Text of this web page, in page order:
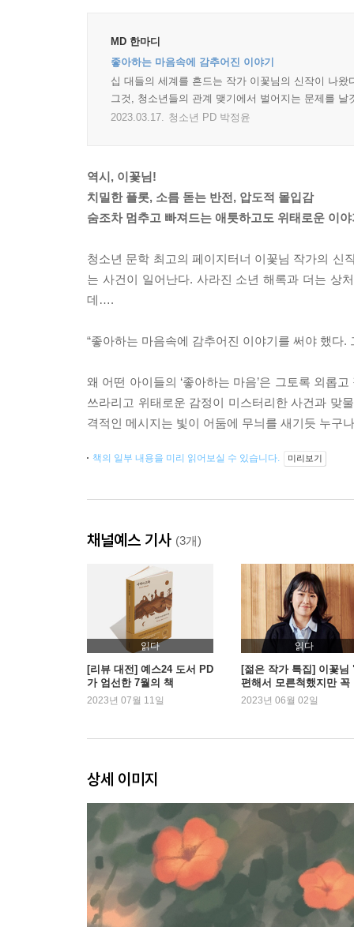
MD 한마디
좋아하는 마음속에 감추어진 이야기
십 대들의 세계를 흔드는 작가 이꽃님의 신작이 나
그것, 청소년들의 관계 맺기에서 벌어지는 문제를
2023.03.17. 청소년 PD 박정윤
역시, 이꽃님!
치밀한 플롯, 소름 돋는 반전, 압도적 몰입감
숨조차 멈추고 빠져드는 애틋하고도 위태로운 이야
청소년 문학 최고의 페이지터너 이꽃님 작가의 신
는 사건이 일어난다. 사라진 소년 해록과 더는 상
데….
“좋아하는 마음속에 감추어진 이야기를 써야 했다.
왜 어떤 아이들의 ‘좋아하는 마음’은 그토록 외롭
쓰라리고 위태로운 감정이 미스터리한 사건과 맞
격적인 메시지는 빛이 어둠에 무늬를 새기듯 누구
책의 일부 내용을 미리 읽어보실 수 있습니다. 미리보기
채널예스 기사 (3개)
읽다
[리뷰 대전] 예스24 도서 PD
가 엄선한 7월의 책
2023년 07월 11일
읽다
[젊은 작가 특집] 이꽃님
편해서 모른척했지만 꼭
아야 하는 이야기"
2023년 06월 02일
상세 이미지